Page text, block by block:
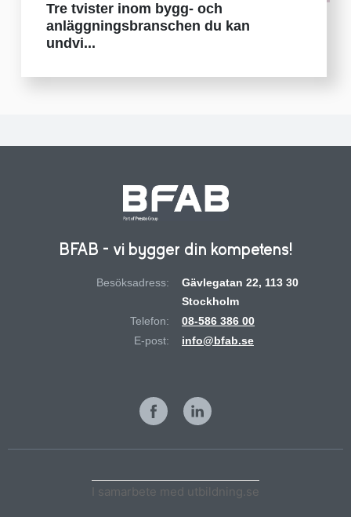
Tre tvister inom bygg- och
anläggningsbranschen du kan
undvi...
BFAB - vi bygger din kompetens!
Besöksadress:
Gävlegatan 22, 113 30
Stockholm
Telefon:
08-586 386 00
E-post:
info@bfab.se
I samarbete med utbildning.se